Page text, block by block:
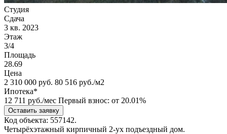
Студия
Сдача
3 кв. 2023
Этаж
3/4
Площадь
28.69
Цена
2 310 000 руб. 80 516 руб./м2
Ипотека*
12 711 руб./мес Первый взнос: от 20.01%
Оставить заявку
Код объекта: 557142.
Четырёхэтажный кирпичный 2-ух подъездный дом.